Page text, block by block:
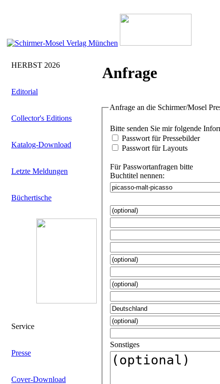
HERBST 2026
Editorial
Collector's Editions
Katalog-Download
Letzte Meldungen
Büchertische
Service
Presse
Cover-Download
Anfrage
Anfrage an die Schirmer/Mosel
Bitte senden
Passwort für Pressebilder
Passwort für Layouts
Für Passwortanfragen bitte
Buchtitel nennen:
Sonstiges